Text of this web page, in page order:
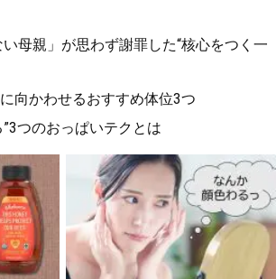
母親」が思わず謝罪した“核心をつく一
向かわせるおすすめ体位3つ
つのおっぱいテクとは